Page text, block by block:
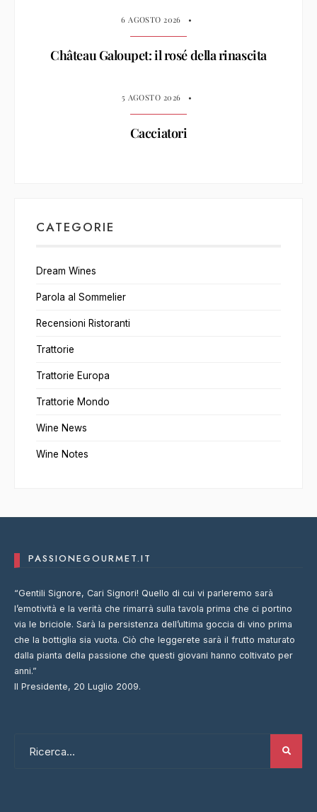
6 AGOSTO 2026 •
Château Galoupet: il rosé della rinascita
5 AGOSTO 2026 •
Cacciatori
CATEGORIE
Dream Wines
Parola al Sommelier
Recensioni Ristoranti
Trattorie
Trattorie Europa
Trattorie Mondo
Wine News
Wine Notes
PASSIONEGOURMET.IT
“Gentili Signore, Cari Signori! Quello di cui vi parleremo sarà
l’emotività e la verità che rimarrà sulla tavola prima che ci portino
via le briciole. Sarà la persistenza dell’ultima goccia di vino prima
che la bottiglia sia vuota. Ciò che leggerete sarà il frutto maturato
dalla pianta della passione che questi giovani hanno coltivato per
anni.”
Il Presidente, 20 Luglio 2009.